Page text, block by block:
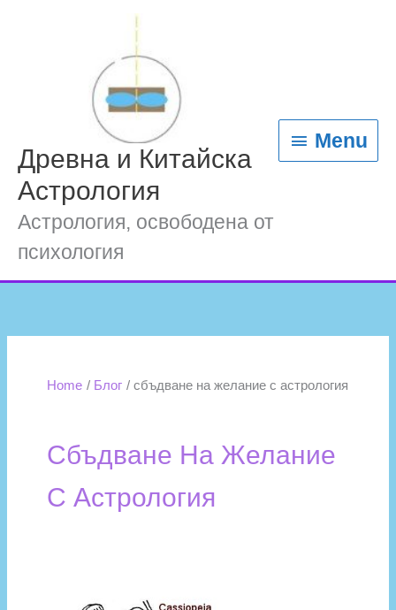
Древна и Китайска
Астрология
Астрология, освободена от
психология
Menu
Home Блог сбъдване на желание с астрология
Сбъдване На Желание
С Астрология